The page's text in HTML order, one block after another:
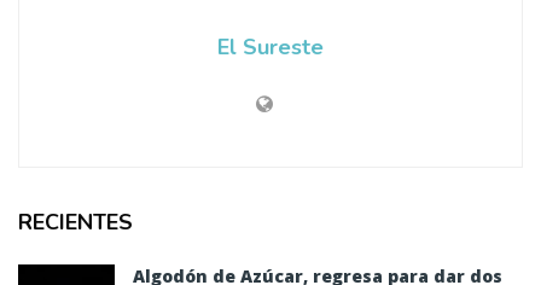
El Sureste
RECIENTES
Algodón de Azúcar, regresa para dar dos